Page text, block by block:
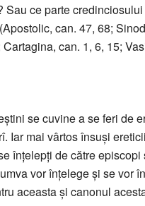
Sau ce parte credinciosului
can. 47, 68;
can. 1, 6, 15;
se cuvine a se feri de
Iar mai vârtos însuși
înțelepți de către episcopi
vor înțelege și se vor
aceasta și canonul